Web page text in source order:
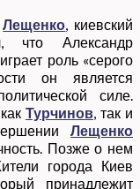
Лещенко, киевский
что Александр
роль «серого
он является
силе.
Турчинов, так и
Лещенко
Позже о нем
города Киев
принадлежит